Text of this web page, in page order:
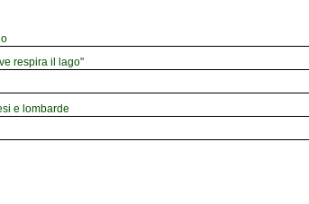
respira il lago"
e lombarde